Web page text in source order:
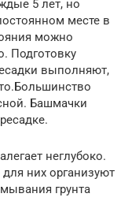
5 лет, но
месте в
можно
Подготовку
выполняют,
Башмачки
неглубоко.
них организуют
грунта